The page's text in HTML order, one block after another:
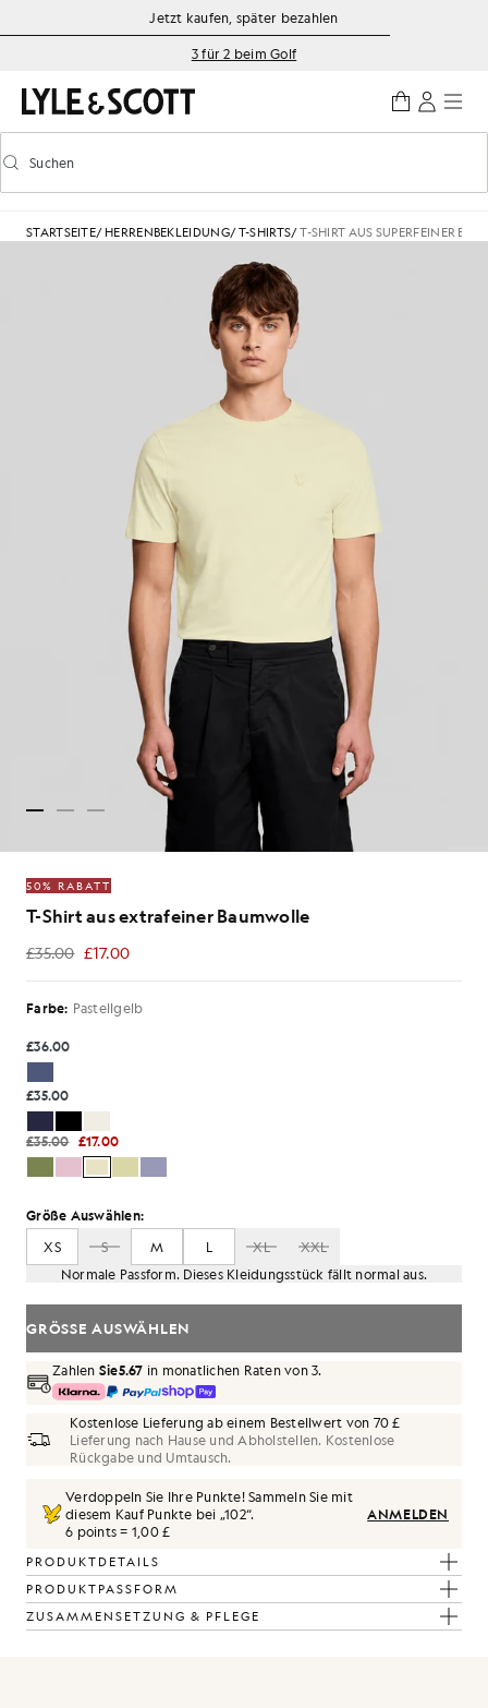
Zum Hauptinhalt springen
Informationen zur Barrierefreiheit
Jetzt kaufen, später bezahlen
3 für 2 beim Golf
Vorausschauende Suche ein-/ausschalten
Suchen
STARTSEITE/ HERRENBEKLEIDUNG/T-SHIRTS/T-SHIRT AUS SUPERFEINER
50% RABATT
T-Shirt aus extrafeiner Baumwolle
£35.00 £17.00
£17.00
Farbe: Pastellgelb
£36.00
£35.00
£35.00 £17.00
Größe Auswählen:
XS
S M L XL
XXL
Normale Passform. Dieses Kleidungsstück fällt normal aus.
GRÖSSE AUSWÄHLEN
Zahlen Sie5.67 in monatlichen Raten von 3.
Kostenlose Lieferung ab einem Bestellwert von 70 £
Lieferung nach Hause und Abholstellen. Kostenlose
Rückgabe und Umtausch.
Verdoppeln Sie Ihre Punkte! Sammeln Sie mit
diesem Kauf Punkte bei „102“.
6 points = 1,00 £
ANMELDEN
PRODUKTDETAILS
PRODUKTPASSFORM
ZUSAMMENSETZUNG & PFLEGE